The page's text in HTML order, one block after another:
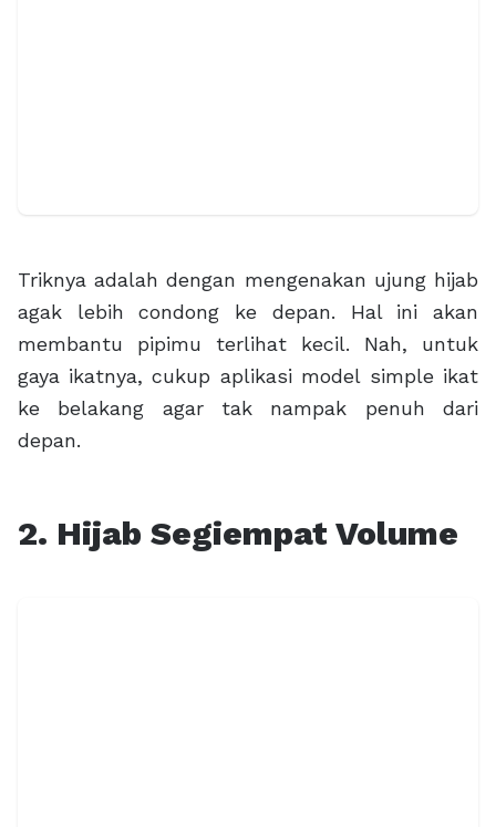
Triknya adalah dengan mengenakan ujung hijab
agak lebih condong ke depan. Hal ini akan
membantu pipimu terlihat kecil. Nah, untuk
gaya ikatnya, cukup aplikasi model simple ikat
ke belakang agar tak nampak penuh dari
depan.
2. Hijab Segiempat Volume